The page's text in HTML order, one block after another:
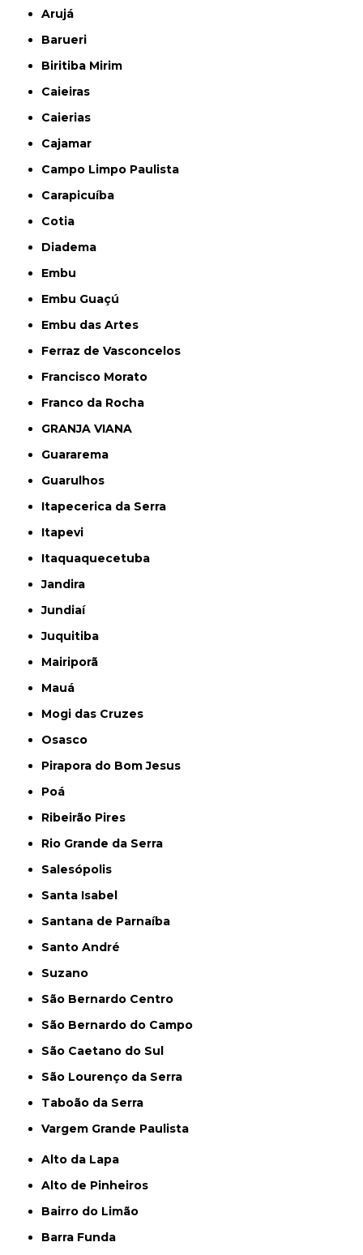
Arujá
Barueri
Biritiba Mirim
Caieiras
Caierias
Cajamar
Campo Limpo Paulista
Carapicuíba
Cotia
Diadema
Embu
Embu Guaçú
Embu das Artes
Ferraz de Vasconcelos
Francisco Morato
Franco da Rocha
GRANJA VIANA
Guararema
Guarulhos
Itapecerica da Serra
Itapevi
Itaquaquecetuba
Jandira
Jundiaí
Juquitiba
Mairiporã
Mauá
Mogi das Cruzes
Osasco
Pirapora do Bom Jesus
Poá
Ribeirão Pires
Rio Grande da Serra
Salesópolis
Santa Isabel
Santana de Parnaíba
Santo André
Suzano
São Bernardo Centro
São Bernardo do Campo
São Caetano do Sul
São Lourenço da Serra
Taboão da Serra
Vargem Grande Paulista
Alto da Lapa
Alto de Pinheiros
Bairro do Limão
Barra Funda